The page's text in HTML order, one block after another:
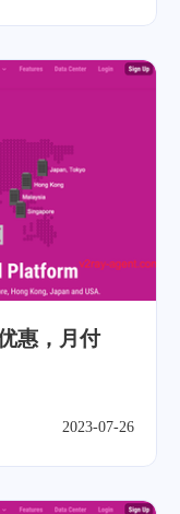
惠，月付
2023-07-26